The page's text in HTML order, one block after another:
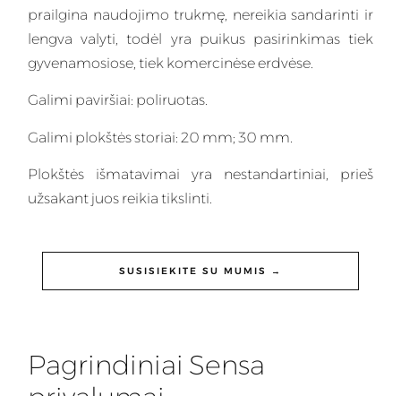
prailgina naudojimo trukmę, nereikia sandarinti ir
lengva valyti, todėl yra puikus pasirinkimas tiek
gyvenamosiose, tiek komercinėse erdvėse.
Galimi paviršiai: poliruotas.
Galimi plokštės storiai: 20 mm; 30 mm.
Plokštės išmatavimai yra nestandartiniai, prieš
užsakant juos reikia tikslinti.
SUSISIEKITE SU MUMIS →
Pagrindiniai Sensa